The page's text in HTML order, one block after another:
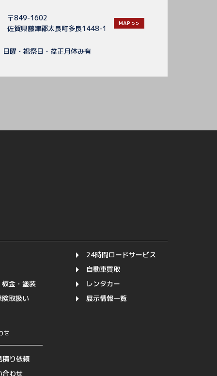
〒849-1602
佐賀県藤津郡太良町多良1448-1
MAP >>
日曜・祝祭日・盆正月休み有
金・塗装
取扱い
24時間ロードサービス
自動車買取
レンタカー
展示情報一覧
せ
積り依頼
合わせ